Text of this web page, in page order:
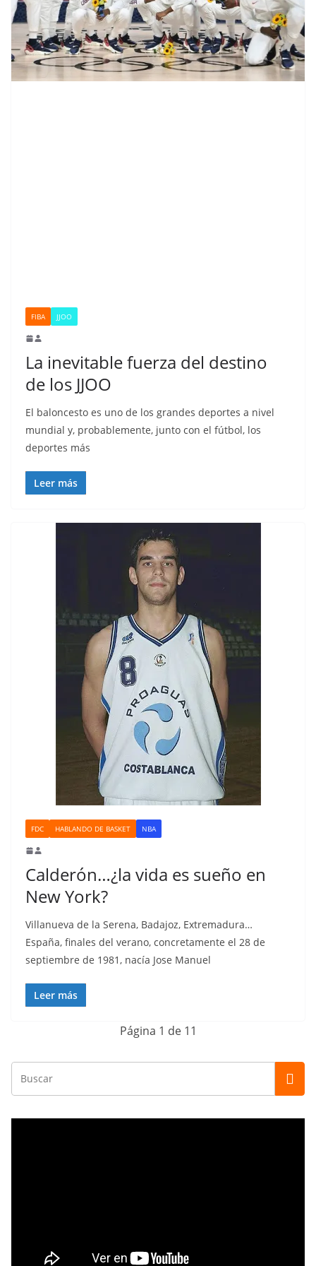
FIBA JJOO
La inevitable fuerza del destino
de los JJOO
El baloncesto es uno de los grandes deportes a nivel
mundial y, probablemente, junto con el fútbol, los
deportes más
Leer más
FDC HABLANDO DE BASKET NBA
Calderón…¿la vida es sueño en
New York?
Villanueva de la Serena, Badajoz, Extremadura…
España, finales del verano, concretamente el 28 de
septiembre de 1981, nacía Jose Manuel
Leer más
Página 1 de 11